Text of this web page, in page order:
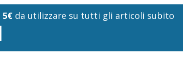
5€da utilizzare su tutti gli articoli subito